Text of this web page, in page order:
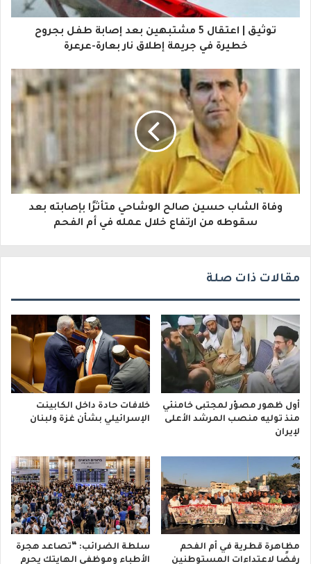
ا
إ
و
توثيق | اعتقال 5 مشتبهين بعد إصابة طفل بجروح
خطيرة في جريمة إطلاق نار بعارة-عرعرة
وفاة الشاب حسين صالح الوشاحي متأثرًا بإصابته بعد
سقوطه من ارتفاع خلال عمله في أم الفحم
مقالات ذات صلة
أول ظهور مصوّر لمجتبى خامنئي
منذ توليه منصب المرشد الأعلى
لإيران
خلافات حادة داخل الكابينت
الإسرائيلي بشأن غزة ولبنان
مظاهرة قطرية في أم الفحم
رفضًا لاعتداءات المستوطنين
سلطة الضرائب: “تصاعد هجرة
الأطباء وموظفي الهايتك يحرم